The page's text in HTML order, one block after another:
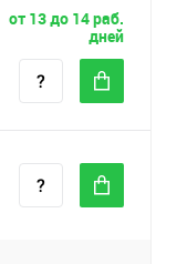
от 13 до 14 раб.
дней